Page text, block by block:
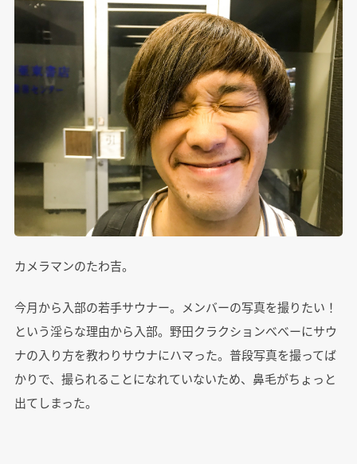
カメラマンのたわ吉。
今月から入部の若手サウナー。メンバーの写真を撮りたい！
という淫らな理由から入部。野田クラクションべべーにサウ
ナの入り方を教わりサウナにハマった。普段写真を撮ってば
かりで、撮られることになれていないため、鼻毛がちょっと
出てしまった。